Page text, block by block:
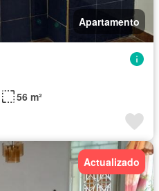
Apartamento
56 m²
Actualizado